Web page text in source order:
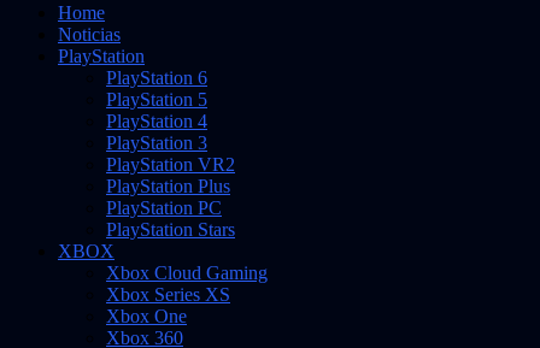
Home
Noticias
PlayStation
PlayStation 6
PlayStation 5
PlayStation 4
PlayStation 3
PlayStation VR2
PlayStation Plus
PlayStation PC
PlayStation Stars
XBOX
Xbox Cloud Gaming
Xbox Series XS
Xbox One
Xbox 360